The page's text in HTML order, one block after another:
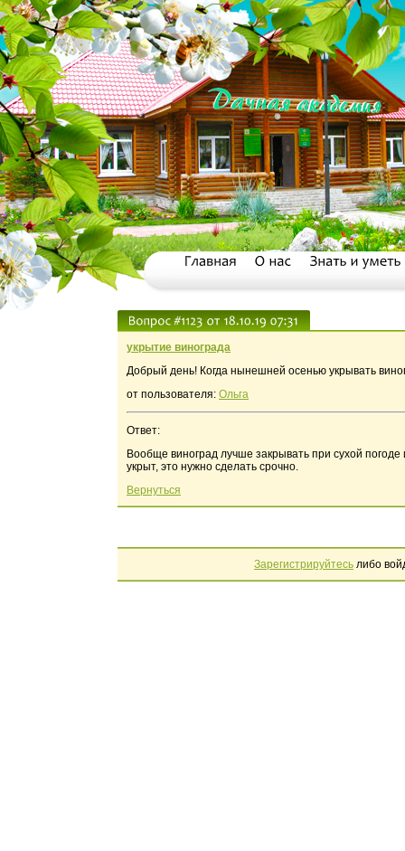
укрытие винограда
Добрый день! Когда нынешней осенью укрывать
от пользователя: Ольга
Ответ:
Вообще виноград лучше закрывать при сухой
укрыт, это нужно сделать срочно.
Вернуться
Зарегистрируйтесь либо